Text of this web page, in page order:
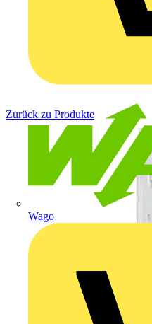
Wago
Zurück zu Produkte